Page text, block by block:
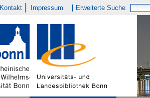
Kontakt Impressum Erweiterte Suche